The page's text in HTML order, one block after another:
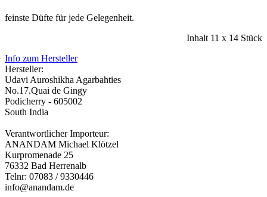
feinste Düfte für jede Gelegenheit.
Inhalt 11 x 14 Stück
Info zum Hersteller
Hersteller:
Udavi Auroshikha Agarbahties
No.17.Quai de Gingy
Podicherry - 605002
South India
Verantwortlicher Importeur:
ANANDAM Michael Klötzel
Kurpromenade 25
76332 Bad Herrenalb
Telnr: 07083 / 9330446
info@anandam.de